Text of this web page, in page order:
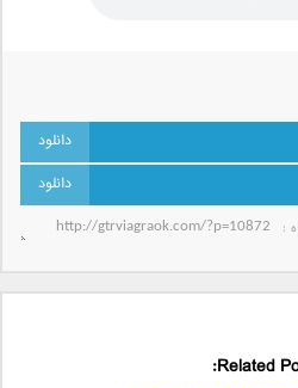
:
Related